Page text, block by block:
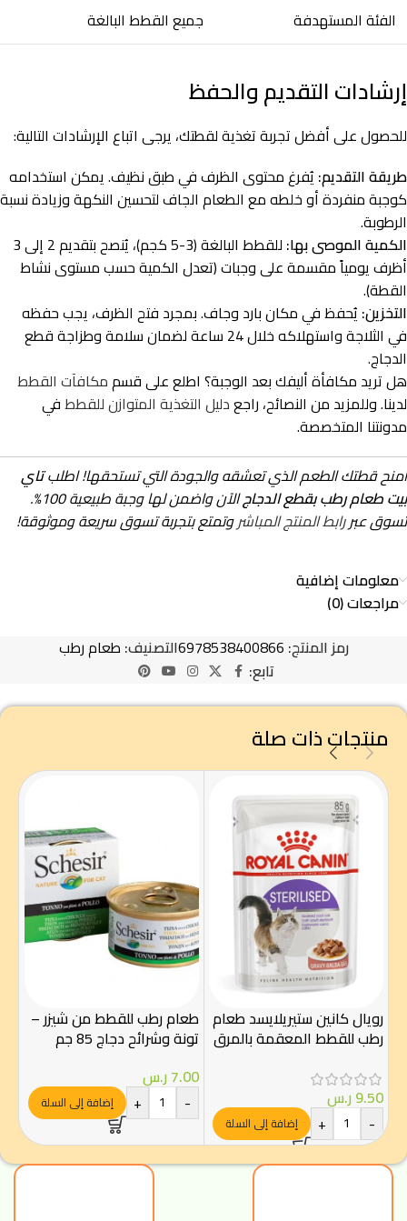
الفئة المستهدفة جميع القطط البالغة
إرشادات التقديم والحفظ
للحصول على أفضل تجربة تغذية لقطتك، يرجى اتباع الإرشادات التالية:
طريقة التقديم: يُفرغ محتوى الظرف في طبق نظيف. يمكن استخدامه
كوجبة منفردة أو خلطه مع الطعام الجاف لتحسين النكهة وزيادة نسبة
الرطوبة.
الكمية الموصى بها:
للقطط البالغة (3-5 كجم)، يُنصح بتقديم 2 إلى 3
أظرف يومياً مقسمة على وجبات (تعدل الكمية حسب مستوى نشاط
القطة).
التخزين: يُحفظ في مكان بارد وجاف. بمجرد فتح الظرف، يجب حفظه
في الثلاجة واستهلاكه خلال 24 ساعة لضمان سلامة وطزاجة قطع
الدجاج.
هل تريد مكافأة أليفك بعد الوجبة؟ اطلع على قسممكافآت القطط
لدينا. وللمزيد من النصائح، راجعدليل التغذية المتوازن للقططفي
مدونتنا المتخصصة.
امنح قطتك الطعم الذي تعشقه والجودة التي تستحقها! اطلبتاي
بيت طعام رطب بقطع الدجاج
الآن واضمن لها وجبة طبيعية 100%.
تسوق عبررابط المنتج المباشروتمتع بتجربة تسوق سريعة وموثوقة!
معلومات إضافية
مراجعات (0)
رمز المنتج: 6978538400866التصنيف: طعام رطب
تابع:
منتجات ذات صلة
رويال كانين ستيريلايسد طعام
رطب للقطط المعقمة بالمرق
9.50ر.س
-
+ إضافة إلى السلة
طعام رطب للقطط من شيزر –
تونة وشرائح دجاج 85 جم
7.00ر.س
-
+ إضافة إلى السلة